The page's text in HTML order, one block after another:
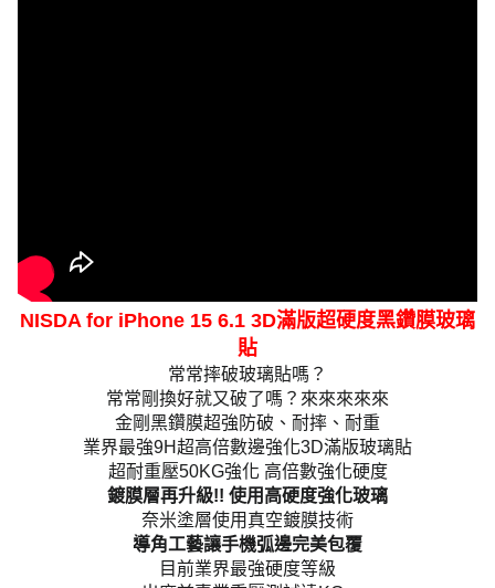
NISDA for iPhone 15 6.1 3D滿版超硬度黑鑽膜玻璃
貼
常常摔破玻璃貼嗎？
常常剛換好就又破了嗎？來來來來來
金剛黑鑽膜超強防破、耐摔、耐重
業界最強9H超高倍數邊強化3D滿版玻璃貼
超耐重壓50KG強化 高倍數強化硬度
鍍膜層再升級!! 使用高硬度強化玻璃
奈米塗層使用真空鍍膜技術
導角工藝讓手機弧邊完美包覆
目前業界最強硬度等級